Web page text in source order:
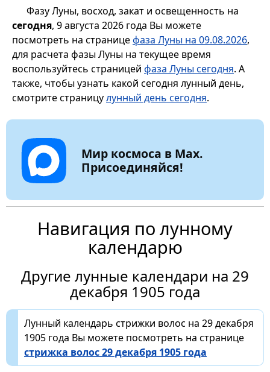
Фазу Луны, восход, закат и освещенность на
сегодня, 9 августа 2026 года Вы можете
посмотреть на страницефаза Луны на 09.08.2026,
для расчета фазы Луны на текущее время
воспользуйтесь страницей фаза Луны сегодня. А
также, чтобы узнать какой сегодня лунный день,
смотрите страницулунный день сегодня.
Мир космоса в Max.
Присоединяйся!
Навигация по лунному
календарю
Другие лунные календари на 29
декабря 1905 года
Лунный календарь стрижки волос на 29 декабря
1905 года Вы можете посмотреть на странице
стрижка волос 29 декабря 1905 года